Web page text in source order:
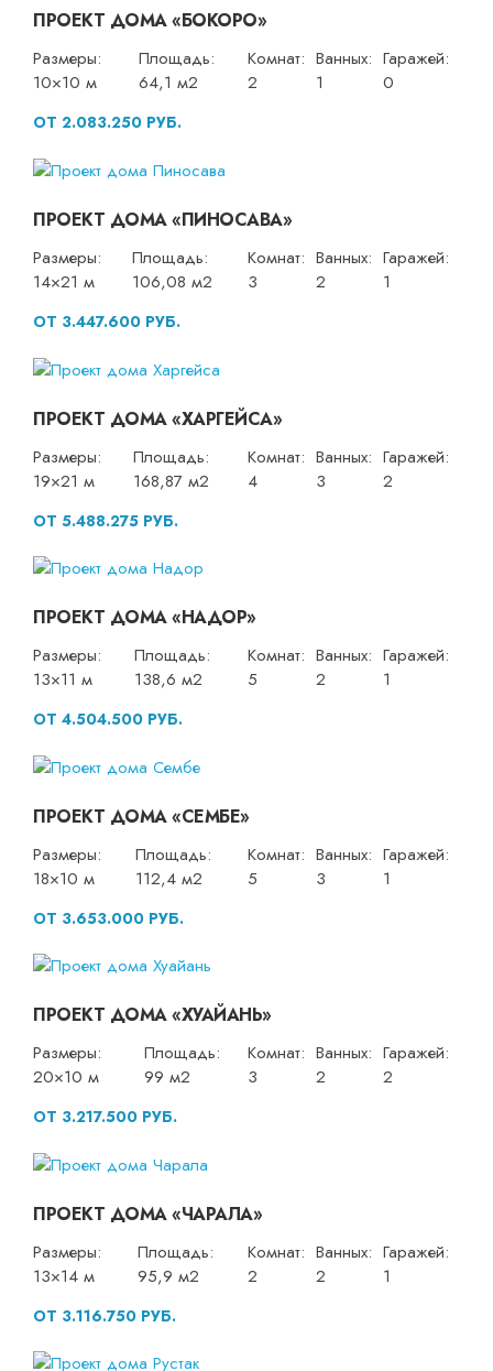
ПРОЕКТ ДОМА «БОКОРО»
Размеры:
10×10 м
Площадь:
64,1 м2
Комнат:
2
Ванных:
1
Гаражей:
0
ОТ 2.083.250 РУБ.
ПРОЕКТ ДОМА «ПИНОСАВА»
Размеры:
14×21 м
Площадь:
106,08 м2
Комнат:
3
Ванных:
2
Гаражей:
1
ОТ 3.447.600 РУБ.
ПРОЕКТ ДОМА «ХАРГЕЙСА»
Размеры:
19×21 м
Площадь:
168,87 м2
Комнат:
4
Ванных:
3
Гаражей:
2
ОТ 5.488.275 РУБ.
ПРОЕКТ ДОМА «НАДОР»
Размеры:
13×11 м
Площадь:
138,6 м2
Комнат:
5
Ванных:
2
Гаражей:
1
ОТ 4.504.500 РУБ.
ПРОЕКТ ДОМА «СЕМБЕ»
Размеры:
18×10 м
Площадь:
112,4 м2
Комнат:
5
Ванных:
3
Гаражей:
1
ОТ 3.653.000 РУБ.
ПРОЕКТ ДОМА «ХУАЙАНЬ»
Размеры:
20×10 м
Площадь:
99 м2
Комнат:
3
Ванных:
2
Гаражей:
2
ОТ 3.217.500 РУБ.
ПРОЕКТ ДОМА «ЧАРАЛА»
Размеры:
13×14 м
Площадь:
95,9 м2
Комнат:
2
Ванных:
2
Гаражей:
1
ОТ 3.116.750 РУБ.